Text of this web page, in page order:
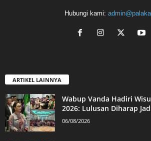
Hubungi kami:
ARTIKEL LAINNYA
Wabup Vanda Hadiri
2026: Lulusan Diharap
06/08/2026